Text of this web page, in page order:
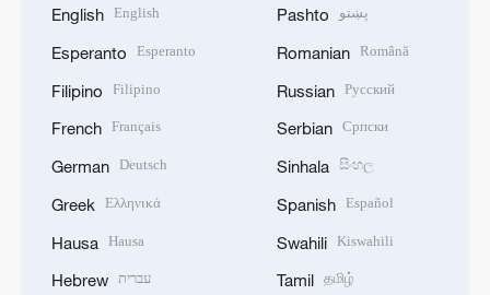
English English
Esperanto Esperanto
Filipino Filipino
French Français
German Deutsch
Greek Ελληνικά
Hausa Hausa
Hebrew עברית
Pashto پښتو
Romanian Română
Russian Русский
Serbian Српски
Sinhala සිංහල
Spanish Español
Swahili Kiswahili
Tamil தமிழ்